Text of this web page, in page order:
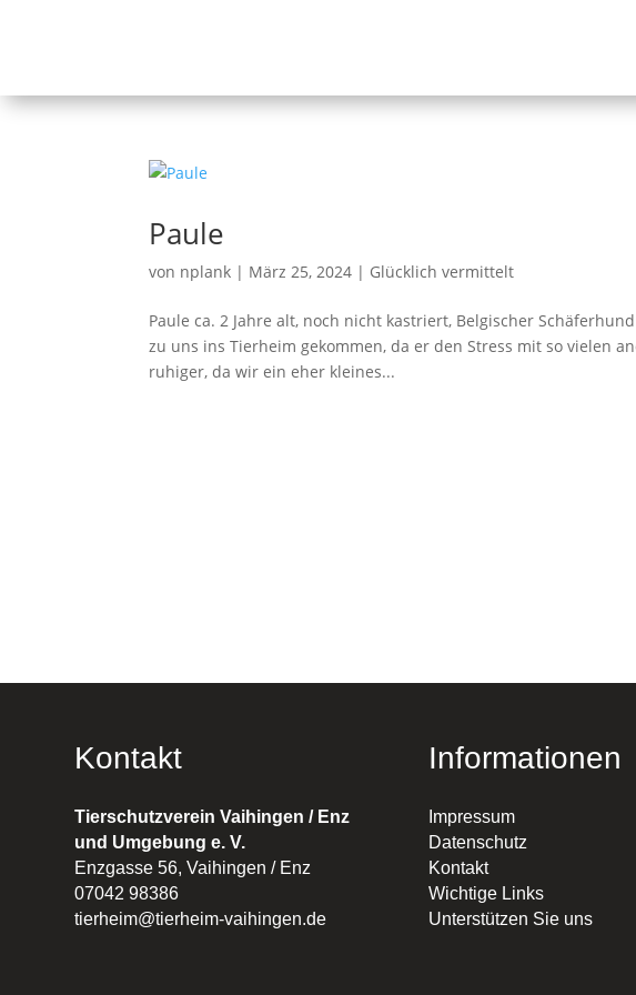
Paule
von nplank | März 25, 2024 | Glücklich vermittelt
Paule ca. 2 Jahre alt, noch nicht kastriert, Belgischer
zu uns ins Tierheim gekommen, da er den Stress mit so vielen
ruhiger, da wir ein eher kleines...
Kontakt
Tierschutzverein Vaihingen / Enz
und Umgebung e. V.
Enzgasse 56, Vaihingen / Enz
07042 98386
tierheim@tierheim-vaihingen.de
Informationen
Impressum
Datenschutz
Kontakt
Wichtige Links
Unterstützen Sie uns